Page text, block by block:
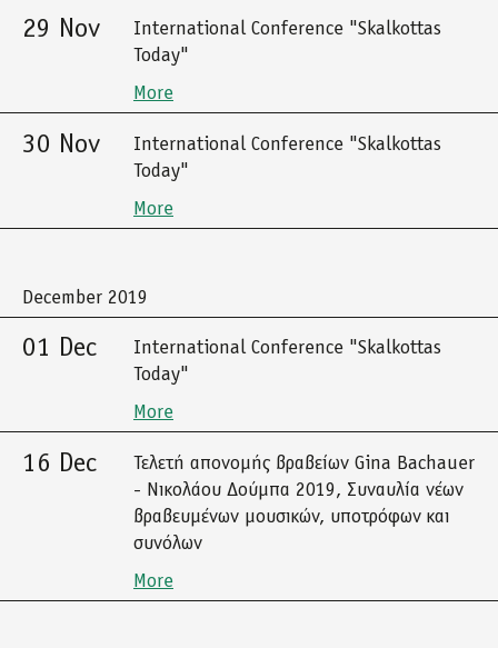
29 Nov
International Conference "Skalkottas
Today"
More
30 Nov
International Conference "Skalkottas
Today"
More
December 2019
01 Dec
International Conference "Skalkottas
Today"
More
16 Dec
Τελετή απονομής βραβείων Gina Bachauer
- Νικολάου Δούμπα 2019, Συναυλία νέων
βραβευμένων μουσικών, υποτρόφων και
συνόλων
More